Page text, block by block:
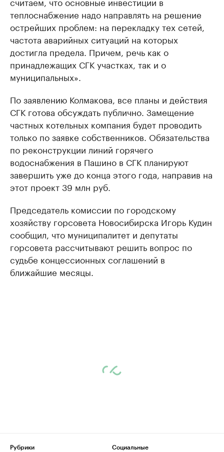
теплоснабжение надо направлять на решение
острейших проблем: на перекладку тех сетей,
частота аварийных ситуаций на которых
достигла предела. Причем, речь как о
принадлежащих СГК участках, так и о
муниципальных».
По заявлению Колмакова, все планы и действия
СГК готова обсуждать публично. Замещение
частных котельных компания будет проводить
только по заявке собственников. Обязательства
по реконструкции линий горячего
водоснабжения в Пашино в СГК планируют
завершить уже до конца этого года, направив на
этот проект 39 млн руб.
Председатель комиссии по городскому
хозяйству горсовета Новосибирска Игорь Кудин
сообщил, что муниципалитет и депутаты
горсовета рассчитывают решить вопрос по
судьбе концессионных соглашений в
ближайшие месяцы.
Рубрики
Социальные